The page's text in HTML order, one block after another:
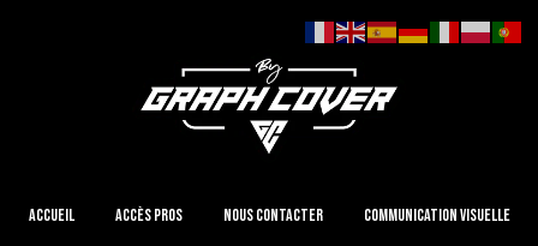
Accueil Accès Pros Nous contacter Communication visuelle